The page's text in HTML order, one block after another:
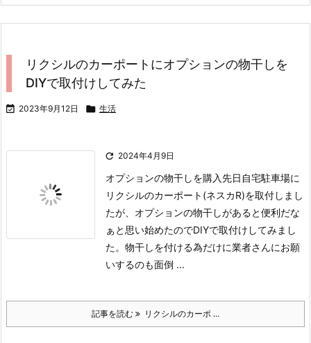
リクシルのカーポートにオプションの物干しを
DIYで取付けしてみた
 2023年9月12日  生活
 2024年4月9日
オプションの物干しを購入先日自宅駐車場に
リクシルのカーポート(ネスカR)を取付しまし
たが、オプションの物干しがあると便利だな
ぁと思い始めたのでDIYで取付けしてみまし
た。 物干しを付ける為だけに業者さんにお願
いするのも面倒 ...
記事を読む リクシルのカーポ ...